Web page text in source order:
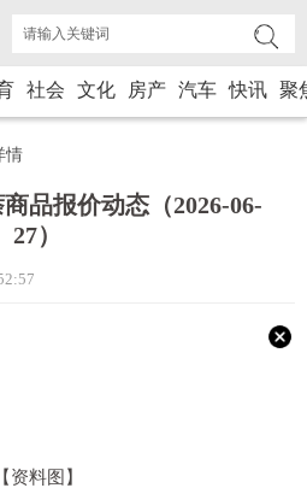
社会 文化 房产 汽车 快讯 聚
情
品报价动态（2026-06-
27）
【资料图】